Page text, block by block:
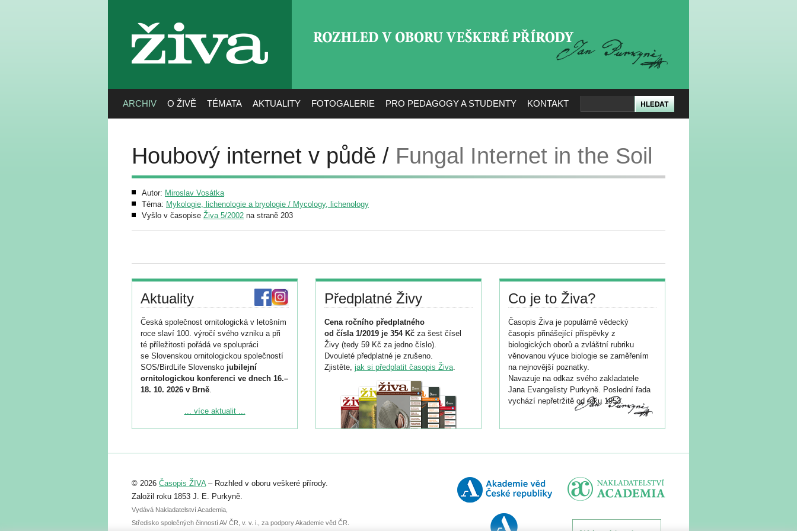
živa
ARCHIV O ŽIVĚ TÉMATA AKTUALITY FOTOGALERIE PRO PEDAGOGY A STUDENTY KONTAKT
Houbový internet v půdě / Fungal Internet in the Soil
Autor: Miroslav Vosátka
Téma: Mykologie, lichenologie a bryologie / Mycology, lichenology
Vyšlo v časopise Živa 5/2002 na straně 203
Aktuality
Česká společnost ornitologická v letošním
roce slaví 100. výročí svého vzniku a při
té příležitosti pořádá ve spolupráci
se Slovenskou ornitologickou společností
SOS/BirdLife Slovensko jubilejní
ornitologickou konferenci ve dnech 16.–
18. 10. 2026 v Brně.
Podrobnější informace ke konferenci
Registrovat se můžete do 6. září.
abstraktu přihlášené přednášky nebo
posteru je už 30. června.
... více aktualit ...
Předplatné Živy
Cena ročního předplatného
od čísla 1/2019 je 354 Kč za šest čísel
Živy (tedy 59 Kč za jedno číslo).
Dvouleté předplatné je zrušeno.
Zjistěte, jak si předplatit časopis Živa.
Co je to Živa?
Časopis Živa je populárně vědecký
časopis přinášející příspěvky z
biologických oborů a zvláštní rubriku
věnovanou výuce biologie se zaměřením
na nejnovější poznatky.
Navazuje na odkaz svého zakladatele
Jana Evangelisty Purkyně. Poslední řada
vychází nepřetržitě od roku 1953.
© 2026 Časopis ŽIVA– Rozhled v oboru veškeré přírody.
Založil roku 1853 J. E. Purkyně.
Vydává Nakladatelství Academia,
Středisko společných činností AV ČR, v. v. i., za podpory Akademie věd ČR.